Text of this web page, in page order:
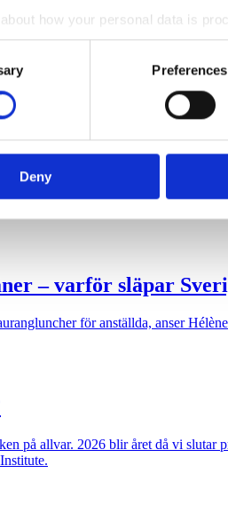
how your personal data is
to personalise content and ads,
your use of our site with our
that you’ve provided to them or
Preferences
Deny
behövs mer än någonsin, Mårten
oss obemärkt förbi?”
få reagerar på de stora
– varför släpar
för anställda, anser
på allvar. 2026 blir året då vi